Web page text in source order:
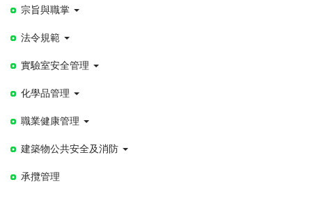
宗旨與職掌
法令規範
實驗室安全管理
化學品管理
職業健康管理
建築物公共安全及消防
承攬管理